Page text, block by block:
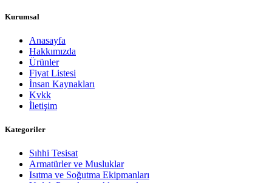
Kurumsal
Anasayfa
Hakkımızda
Ürünler
Fiyat Listesi
İnsan Kaynakları
Kvkk
İletişim
Kategoriler
Sıhhi Tesisat
Armatürler ve Musluklar
Isıtma ve Soğutma Ekipmanları